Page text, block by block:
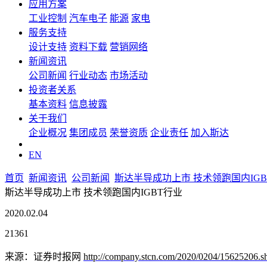
应用方案
工业控制 汽车电子 能源 家电
服务支持
设计支持 资料下载 营销网络
新闻资讯
公司新闻 行业动态 市场活动
投资者关系
基本资料 信息披露
关于我们
企业概况 集团成员 荣誉资质 企业责任 加入斯达
EN
首页 新闻资讯 公司新闻
斯达半导成功上市 技术领跑国内
斯达半导成功上市 技术领跑国内IGBT行业
2020.02.04
21361
来源：证券时报网 http://company.stcn.com/2020/0204/